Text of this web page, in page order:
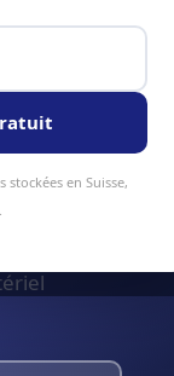
à Bienne et
sous
en Suisse,